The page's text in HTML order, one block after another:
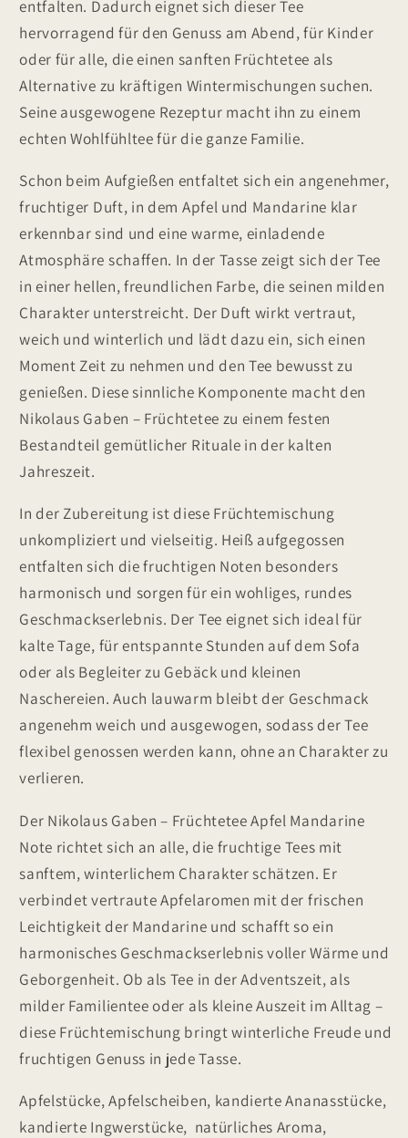
entfalten. Dadurch eignet sich dieser Tee
hervorragend für den Genuss am Abend, für Kinder
oder für alle, die einen sanften Früchtetee als
Alternative zu kräftigen Wintermischungen suchen.
Seine ausgewogene Rezeptur macht ihn zu einem
echten Wohlfühltee für die ganze Familie.
Schon beim Aufgießen entfaltet sich ein angenehmer,
fruchtiger Duft, in dem Apfel und Mandarine klar
erkennbar sind und eine warme, einladende
Atmosphäre schaffen. In der Tasse zeigt sich der Tee
in einer hellen, freundlichen Farbe, die seinen milden
Charakter unterstreicht. Der Duft wirkt vertraut,
weich und winterlich und lädt dazu ein, sich einen
Moment Zeit zu nehmen und den Tee bewusst zu
genießen. Diese sinnliche Komponente macht den
Nikolaus Gaben – Früchtetee zu einem festen
Bestandteil gemütlicher Rituale in der kalten
Jahreszeit.
In der Zubereitung ist diese Früchtemischung
unkompliziert und vielseitig. Heiß aufgegossen
entfalten sich die fruchtigen Noten besonders
harmonisch und sorgen für ein wohliges, rundes
Geschmackserlebnis. Der Tee eignet sich ideal für
kalte Tage, für entspannte Stunden auf dem Sofa
oder als Begleiter zu Gebäck und kleinen
Naschereien. Auch lauwarm bleibt der Geschmack
angenehm weich und ausgewogen, sodass der Tee
flexibel genossen werden kann, ohne an Charakter zu
verlieren.
Der Nikolaus Gaben – Früchtetee Apfel Mandarine
Note richtet sich an alle, die fruchtige Tees mit
sanftem, winterlichem Charakter schätzen. Er
verbindet vertraute Apfelaromen mit der frischen
Leichtigkeit der Mandarine und schafft so ein
harmonisches Geschmackserlebnis voller Wärme und
Geborgenheit. Ob als Tee in der Adventszeit, als
milder Familientee oder als kleine Auszeit im Alltag –
diese Früchtemischung bringt winterliche Freude und
fruchtigen Genuss in jede Tasse.
Apfelstücke, Apfelscheiben, kandierte Ananasstücke,
kandierte Ingwerstücke, natürliches Aroma,